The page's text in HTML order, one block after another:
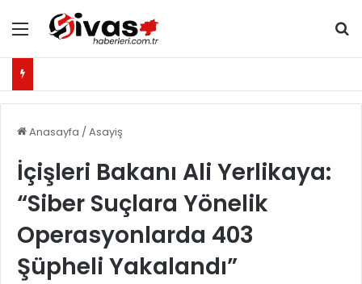
Menü
Anasayfa / Asayiş
İçişleri Bakanı Ali Yerlikaya:
“Siber Suçlara Yönelik
Operasyonlarda 403
Şüpheli Yakalandı”